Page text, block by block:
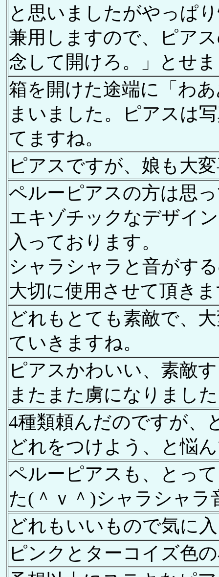
と思いましたがやっぱ
兼用しますので、ピア
念して開けろ。」とせ
箱を開けた途端に「わ
まいました。ピアスは
てますね。
ピアスですが、娘も大
ペルーピアスの方は思
エキゾチックなデザイ
入っております。
シャラシャラと音がす
大切に使用させて頂き
どれもとても素敵で、
ていきますね。
ピアスかわいい、素敵
またまた虜になりまし
4種類頼んだのですが、
どれをつけよう、と悩
ペルーピアスも、とっ
た(＾ｖ＾)シャラシャラ
どれもいいもので気に
ピンクとターコイズ色